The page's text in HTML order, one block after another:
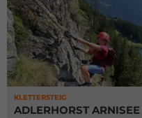
KLETTERSTEIG
ADLERHORST